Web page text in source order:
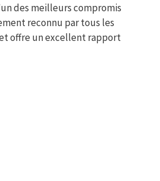
des meilleurs compromis
reconnu par tous les
offre un excellent rapport